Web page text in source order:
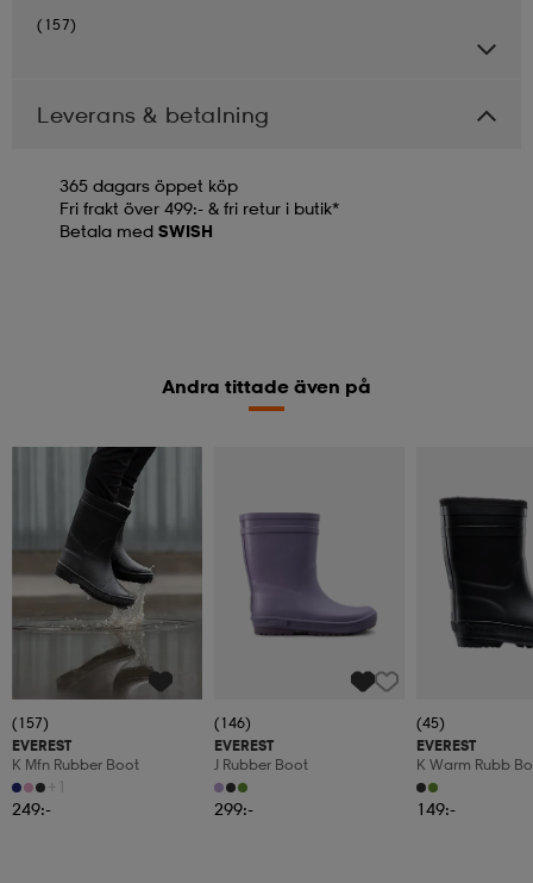
(157)
Leverans & betalning
365 dagars öppet köp
Fri frakt över 499:- & fri retur i butik*
Betala med SWISH
Andra tittade även på
(157)
EVEREST
K Mfn Rubber Boot
+1
249:-
(146)
EVEREST
J Rubber Boot
299:-
(45)
EVEREST
K Warm Rubb
149:-